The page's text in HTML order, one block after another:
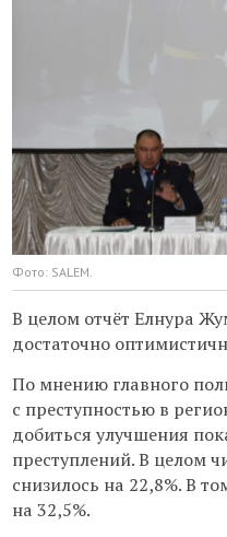
Фото: SALEM.
В целом отчёт Елнура
достаточно
По мнению главного
с преступностью в
добиться улучшения
преступлений. В целом
снизилось на 22,8%. В
на 32,5%.